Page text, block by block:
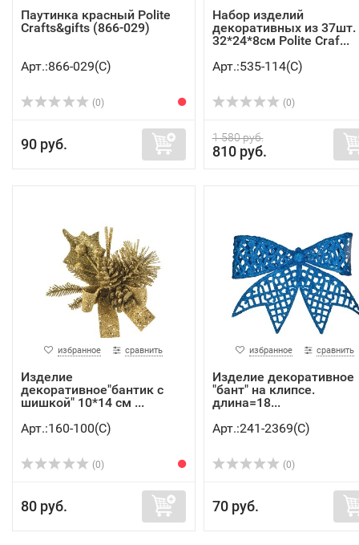
Паутинка красный Polite
Crafts&gifts (866-029)
Арт.:866-029(C)
(0)
90 руб.
Набор изделий
декоративных из 37шт.
32*24*8см Polite Craf...
Арт.:535-114(C)
(0)
1 580 руб.
810 руб.
избранное сравнить
Изделие
декоративное"бантик с
шишкой" 10*14 см ...
Арт.:160-100(C)
(0)
80 руб.
избранное сравнить
Изделие декоративное
"бант" на клипсе.
длина=18...
Арт.:241-2369(C)
(0)
70 руб.